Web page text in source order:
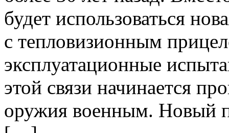
будет использоваться
с тепловизионным
эксплуатационные
этой связи начинается
оружия военным. Новый